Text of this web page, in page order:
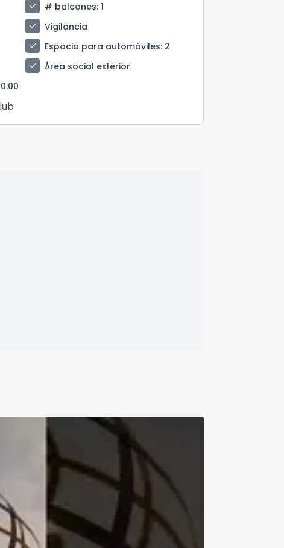
check # balcones: 1
check
Vigilancia
check Espacio para automóviles: 2
check
Área social exterior